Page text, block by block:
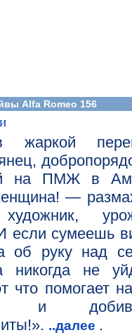
Alfa Romeo 156
жаркой
на ПМЖ в
—
если сумеешь
об руку над
никогда не
что помогает
и
..далее .